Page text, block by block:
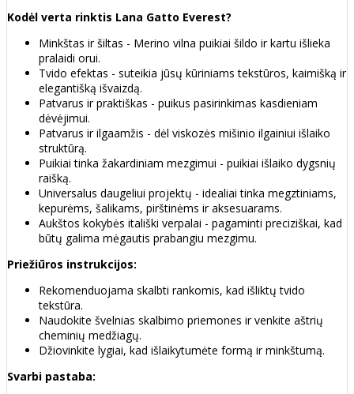
Kodėl verta rinktis Lana Gatto Everest?
Minkštas ir šiltas - Merino vilna puikiai šildo ir kartu išlieka
pralaidi orui.
Tvido efektas - suteikia jūsų kūriniams tekstūros, kaimišką ir
elegantišką išvaizdą.
Patvarus ir praktiškas - puikus pasirinkimas kasdieniam
dėvėjimui.
Patvarus ir ilgaamžis - dėl viskozės mišinio ilgainiui išlaiko
struktūrą.
Puikiai tinka žakardiniam mezgimui - puikiai išlaiko dygsnių
raišką.
Universalus daugeliui projektų - idealiai tinka megztiniams,
kepurėms, šalikams, pirštinėms ir aksesuarams.
Aukštos kokybės itališki verpalai - pagaminti preciziškai, kad
būtų galima mėgautis prabangiu mezgimu.
Priežiūros instrukcijos:
Rekomenduojama skalbti rankomis, kad išliktų tvido
tekstūra.
Naudokite švelnias skalbimo priemones ir venkite aštrių
cheminių medžiagų.
Džiovinkite lygiai, kad išlaikytumėte formą ir minkštumą.
Svarbi pastaba: